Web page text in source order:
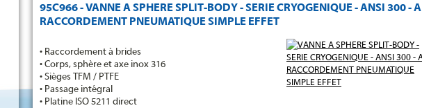
95C966 - VANNE A SPHERE SPLIT-BODY - SERIE CRYOGENIQUE - ANSI 300 - A
RACCORDEMENT PNEUMATIQUE SIMPLE EFFET
• Raccordement à brides
• Corps, sphère et axe inox 316
• Sièges TFM / PTFE
• Passage intégral
• Platine ISO 5211 direct